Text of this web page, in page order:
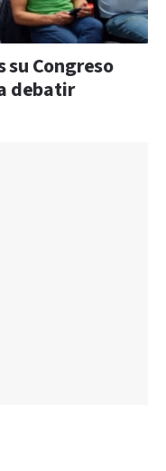
su Congreso
debatir